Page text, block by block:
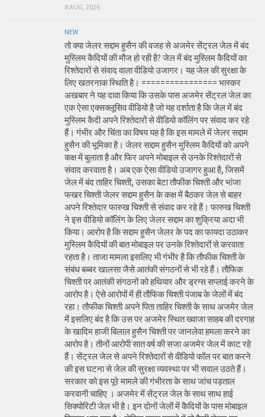
8 AUG, 2026
NEW
तो क्या जेलर सद्दाम हुसैन की वजह से अजमेर सेंट्रल जेल में बंद
मुस्लिम कैदियों की मौज हो रही है? जेल में बंद मुस्लिम कैदियों का
रिश्तेदारों से संवाद वाला वीडियो उजागर। यह जेल की सुरक्षा के
लिए खतरनाक स्थिति है। ================ भास्कर
अखबार ने यह दावा किया कि उसके पास अजमेर सेंट्रल जेल का
एक ऐसा एक्सक्लूसिव वीडियो है जो यह दर्शाता है कि जेल में बंद
मुस्लिम कैदी अपने रिश्तेदारों से वीडियो कॉलिंग पर संवाद कर रहे
हैं। गंभीर और चिंता का विषय यह है कि इस मामले में जेलर सद्दाम
हुसैन की भूमिका है। जेलर सद्दाम हुसैन मुस्लिम कैदियों को अपने
कक्ष में बुलाता है और फिर अपने मोबाइल से उनके रिश्तेदारों से
संवाद करवाता है। अब एक ऐसा वीडियो उजागर हुआ है, जिसमें
जेल में बंद ताहिर चिश्ती, उसका बेटा तौफीक चिश्ती और भांजा
फखर चिश्ती जेलर सद्दाम हुसैन के कक्ष में बैठकर जेल से बाहर
अपने रिश्तेदार फारुख चिश्ती से संवाद कर रहे हैं। फारुख चिश्ती
ने इस वीडियो कॉलिंग के लिए जेलर सद्दाम का शुक्रिया अदा भी
किया। आरोप है कि सद्दाम हुसैन जेलर के पद का फायदा उठाकर
मुस्लिम कैदियों की बात मोबाइल पर उनके रिश्तेदारों से करवाता
रहता है। ताजा मामला इसलिए भी गंभीर है कि तौफीक चिश्ती के
संबंध बब्बर खालसा जैसे आतंकी संगठनों से भी रहे हैं। तौफिक
चिश्ती पर आतंकी संगठनों को हथियार और ड्रग्स सप्लाई करने के
आरोप है। ऐसे आरोपों में ही तौफिक चिश्ती पंजाब के जेलों में बंद
रहा। तौफीक चिश्ती अपने पिता ताहिर चिश्ती के साथ अजमेर जेल
में इसलिए बंद है कि उस पर अजमेर स्थित ख्वाजा साहब की दरगाह
के खादिम हाजी बिलाल हुसैन चिश्ती पर जानलेवा हमला करने का
आरोप है। तीनों आरोपी सात वर्ष की सजा अजमेर जेल में काट रहे
हैं। सेंट्रल जेल से अपने रिश्तेदारों से वीडियो कॉल पर बात करने
की इस घटना से जेल की सुरक्षा व्यवस्था पर भी सवाल उठते हैं।
सरकार को इस पूरे मामले की गंभीरता के साथ जांच पड़ताल
करवानी चाहिए । अजमेर में सेंट्रल जेल के साथ साथ हाई
सिक्योरिटी जेल भी है। इन दोनों जेलों में कैदियों के पास मोबाइल